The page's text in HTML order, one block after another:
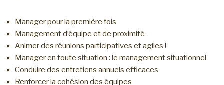
Manager pour la première fois
Management d’équipe et de proximité
Animer des réunions participatives et agiles !
Manager en toute situation : le management situationnel
Conduire des entretiens annuels efficaces
Renforcer la cohésion des équipes